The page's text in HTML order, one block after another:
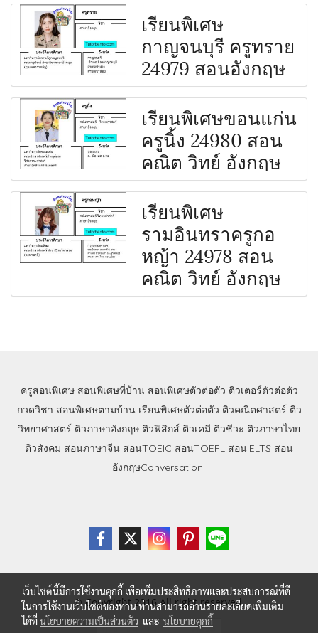
เรียนพิเศษ
กาญจนบุรี ครูทราย
24979 สอนอังกฤษ
เรียนพิเศษขอนแก่น
ครูนิ้ง 24980 สอน
คณิต วิทย์ อังกฤษ
เรียนพิเศษ
รามอินทราครูกอ
หญ้า 24978 สอน
คณิต วิทย์ อังกฤษ
ครูสอนพิเศษ สอนพิเศษที่บ้าน สอนพิเศษตัวต่อตัว ติวเตอร์ตัวต่อตัว
กวดวิชา สอนพิเศษตามบ้าน เรียนพิเศษตัวต่อตัว ติวคณิตศาสตร์ ติว
วิทยาศาสตร์ ติวภาษาอังกฤษ ติวฟิสิกส์ ติวเคมี ติวชีวะ ติวภาษาไทย
ติวสังคม สอนภาษาจีน สอนTOEIC สอนTOEFL สอนIELTS สอน
อังกฤษConversation
© Copyright 2016 All right reserved.
ผู้เข้าชมวันนี้
7,295
เว็บไซต์นี้มีการใช้งานคุกกี้ เพื่อเพิ่มประสิทธิภาพและประสบการณ์ที่ดี
ในการใช้งานเว็บไซต์ของท่าน ท่านสามารถอ่านรายละเอียดเพิ่มเติม
ได้ที่นโยบายความเป็นส่วนตัว และ นโยบายคุกกี้